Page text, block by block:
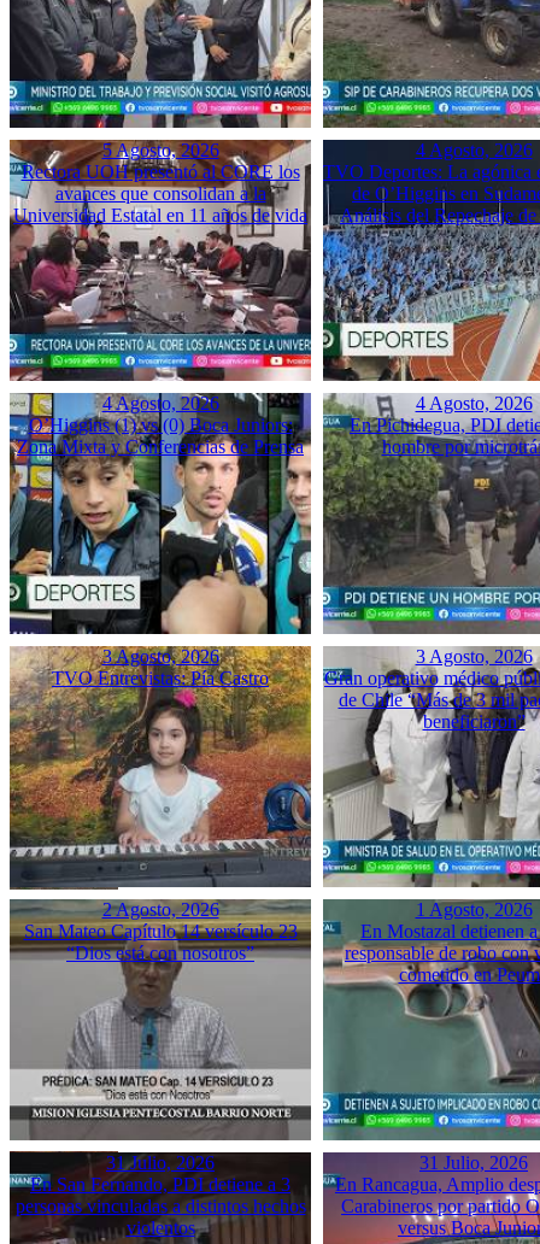
5 Agosto, 2026
Rectora UOH presentó al CORE los
avances que consolidan a la
Universidad Estatal en 11 años de vida
4 Agosto, 2026
TVO Deportes: La agónica
de O’Higgins en
Análisis del Repechaje de
4 Agosto, 2026
O’Higgins (1) vs (0) Boca Juniors:
Zona Mixta y Conferencias de Prensa
4 Agosto, 2026
En Pichidegua, PDI
hombre por
3 Agosto, 2026
TVO Entrevistas: Pía Castro
3 Agosto, 2026
Gran operativo médico
de Chile “Más de 3 mil
beneficiaron”
2 Agosto, 2026
San Mateo Capítulo 14 versículo 23
“Dios está con nosotros”
1 Agosto, 2026
En Mostazal detienen
responsable de robo con
cometido en
31 Julio, 2026
En San Fernando, PDI detiene a 3
personas vinculadas a distintos hechos
violentos
31 Julio, 2026
En Rancagua, Amplio
Carabineros por partido
versus Boca